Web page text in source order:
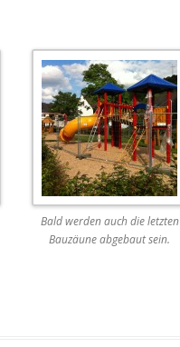
Bald werden auch die letzten
Bauzäune abgebaut sein.